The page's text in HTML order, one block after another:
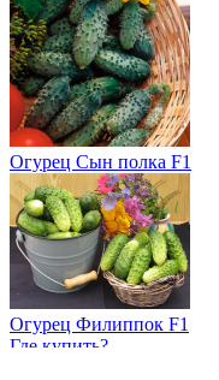
Огурец Сын полка F1
Огурец Филиппок F1
Где купить?